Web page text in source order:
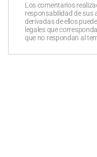
Los comentarios
responsabilidad de sus
derivadas de ellos
legales que
que no respondan al